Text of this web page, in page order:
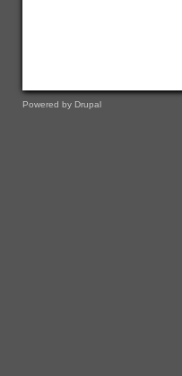
Powered by Drupal